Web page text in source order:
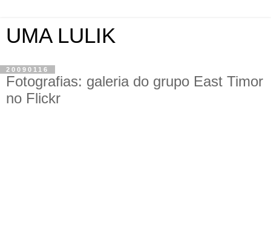
UMA LULIK
20090116
Fotografias: galeria do grupo East Timor
no Flickr